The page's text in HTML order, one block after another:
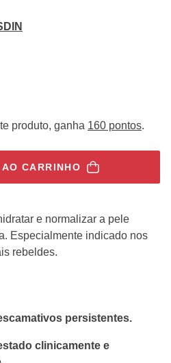
produto, ganha 160 pontos.
CARRINHO
e normalizar a pele
Especialmente indicado nos
rebeldes.
persistentes.
clinicamente e